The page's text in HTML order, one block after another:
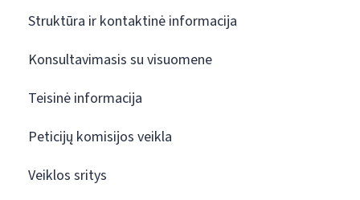
Struktūra ir kontaktinė informacija
Konsultavimasis su visuomene
Teisinė informacija
Peticijų komisijos veikla
Veiklos sritys